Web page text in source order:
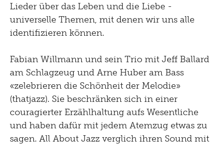
Lieder über das Leben und die Liebe -
universelle Themen, mit denen wir uns alle
identifizieren können.
Fabian Willmann und sein Trio mit Jeff Ballard
am Schlagzeug und Arne Huber am Bass
«zelebrieren die Schönheit der Melodie»
(thatjazz). Sie beschränken sich in einer
couragierter Erzählhaltung aufs Wesentliche
und haben dafür mit jedem Atemzug etwas zu
sagen. All About Jazz verglich ihren Sound mit